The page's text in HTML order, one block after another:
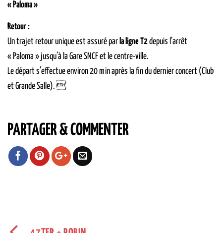
« Paloma »
Retour :
Un trajet retour unique est assuré par la ligne T2depuis l’arrêt
« Paloma » jusqu’à la Gare SNCF et le centre-ville.
Le départ s’effectue environ 20 min après la fin du dernier concert (Club
et Grande Salle). 
PARTAGER & COMMENTER